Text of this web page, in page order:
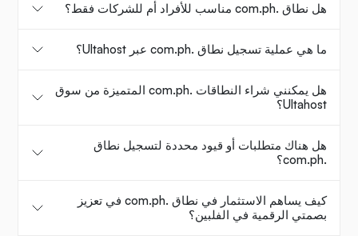
هل نطاق .com.ph مناسب للأفراد أم للشركات فقط؟
ما هي عملية تسجيل نطاق .com.ph عبر Ultahost؟
هل يمكنني شراء النطاقات .com.ph المتميزة من سوق
Ultahost؟
هل هناك متطلبات أو قيود محددة لتسجيل نطاق
.com.ph؟
كيف يساهم الاستثمار في نطاق .com.ph في تعزيز
بصمتي الرقمية في الفلبين؟